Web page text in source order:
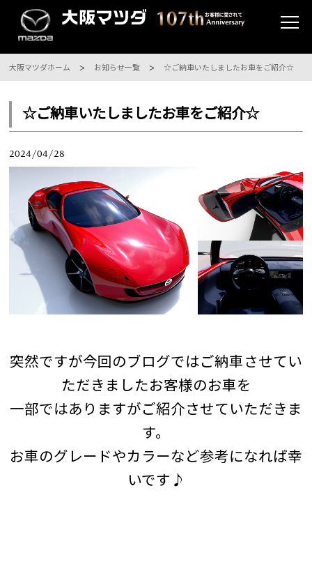
大阪マツダホーム お知らせ一覧 ☆ご納車いたしましたお車をご紹介☆
☆ご納車いたしましたお車をご紹介☆
2024/04/28
突然ですが今回のブログではご納車させてい
ただきましたお客様のお車を
一部ではありますがご紹介させていただきま
す。
お車のグレードやカラーなど参考になれば幸
いです♪